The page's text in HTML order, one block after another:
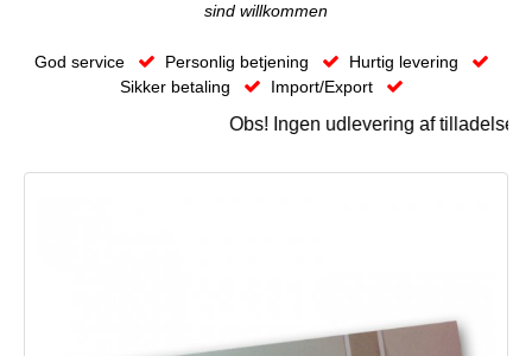
sind willkommen
God service Personlig betjening
Hurtig levering
Sikker betaling
Import/Export
Obs! Ingen udlevering af